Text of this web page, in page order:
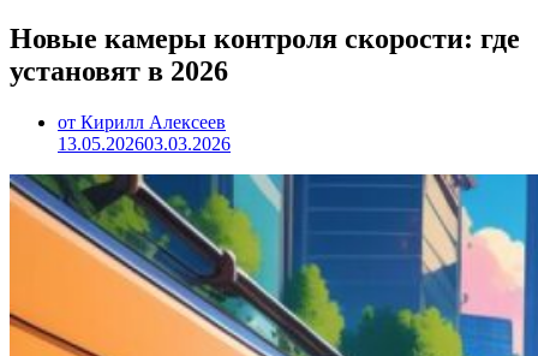
Новые камеры контроля скорости: где
установят в 2026
от Кирилл Алексеев
13.05.202603.03.2026